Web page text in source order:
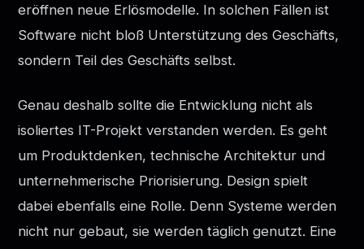
eröffnen neue Erlösmodelle. In solchen Fällen ist
Software nicht bloß Unterstützung des Geschäfts,
sondern Teil des Geschäfts selbst.
Genau deshalb sollte die Entwicklung nicht als
isoliertes IT-Projekt verstanden werden. Es geht
um Produktdenken, technische Architektur und
unternehmerische Priorisierung. Design spielt
dabei ebenfalls eine Rolle. Denn Systeme werden
nicht nur gebaut, sie werden täglich genutzt. Eine